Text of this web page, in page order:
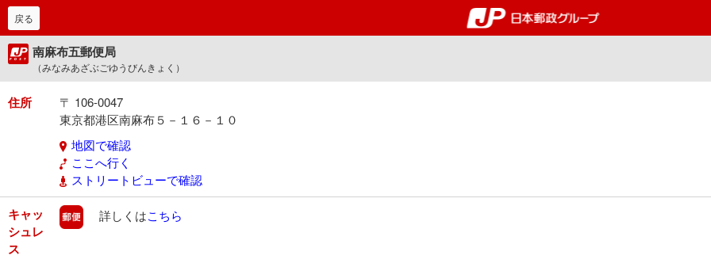
郵便局・日本郵政グルー
戻る
南麻布五郵便局
（みなみあざぶごゆうびんきょく）
住所
〒 106-0047
東京都港区南麻布５－１６－１０
地図で確認
ここへ行く
ストリートビューで確認
キャッ
シュレ
ス
郵便
詳しくはこちら